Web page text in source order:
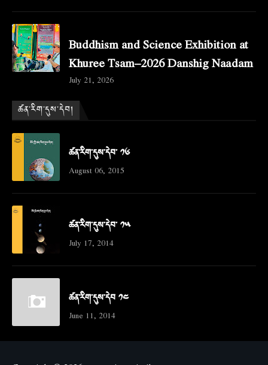
Buddhism and Science Exhibition at
Khuree Tsam–2026 Danshig Naadam
July 21, 2026
ཚན་རིག་དུས་དེབ།
ཚན་རིག་དུས་དེབ་ ༡༦
August 06, 2015
ཚན་རིག་དུས་དེབ་ ༡༥
July 17, 2014
ཚན་རིག་དུས་དེབ ༡༤
June 11, 2014